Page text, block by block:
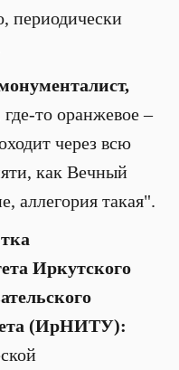
периодически
где-то оранжевое –
через всю
как Вечный
аллегория такая".
Иркутского
(ИрНИТУ):